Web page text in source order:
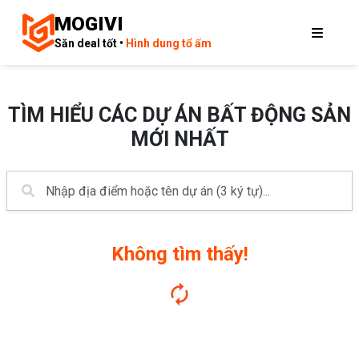
MOGIVI
Săn deal tốt • Hình dung tổ ấm
TÌM HIỂU CÁC DỰ ÁN BẤT ĐỘNG SẢN
MỚI NHẤT
Không tìm thấy!